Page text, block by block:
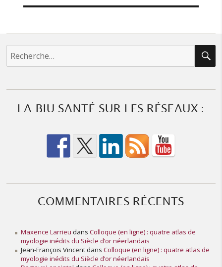
pour :
LA BIU SANTÉ SUR LES RÉSEAUX :
COMMENTAIRES RÉCENTS
Maxence Larrieu dansColloque (en ligne) : quatre atlas de
myologie inédits du Siècle d’or néerlandais
Jean-François VincentdansColloque (en ligne) : quatre atlas de
myologie inédits du Siècle d’or néerlandais